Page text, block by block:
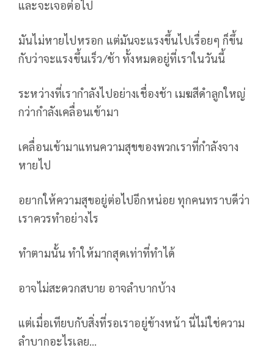
และจะเจอต่อไป
มันไม่หายไปหรอก แต่มันจะแรงขึ้นไปเรื่อยๆ ก็ขึ้น
กับว่าจะแรงขึ้นเร็ว/ช้า ทั้งหมดอยู่ที่เราในวันนี้
ระหว่างที่เรากำลังไปอย่างเชื่องช้า เมฆสีดำลูกใหญ่
กว่ากำลังเคลื่อนเข้ามา
เคลื่อนเข้ามาแทนความสุขของพวกเราที่กำลังจาง
หายไป
อยากให้ความสุขอยู่ต่อไปอีกหน่อย ทุกคนทราบดีว่า
เราควรทำอย่างไร
ทำตามนั้น ทำให้มากสุดเท่าที่ทำได้
อาจไม่สะดวกสบาย อาจลำบากบ้าง
แต่เมื่อเทียบกับสิ่งที่รอเราอยู่ข้างหน้า นี่ไม่ใช่ความ
ลำบากอะไรเลย…